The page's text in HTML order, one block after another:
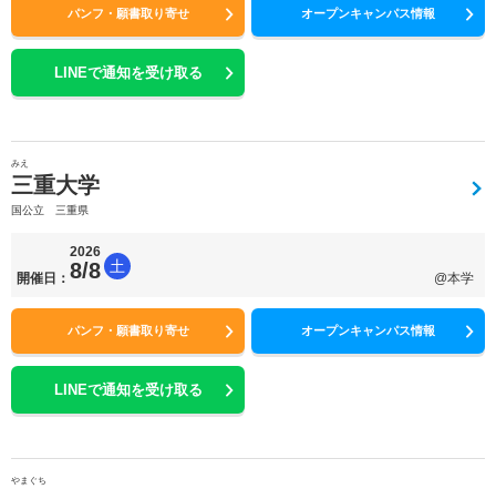
パンフ・願書取り寄せ オープンキャンパス情報
LINEで通知を受け取る
みえ
三重大学
国公立 三重県
開催日：
2026
8/8 土
@本学
パンフ・願書取り寄せ オープンキャンパス情報
LINEで通知を受け取る
やまぐち